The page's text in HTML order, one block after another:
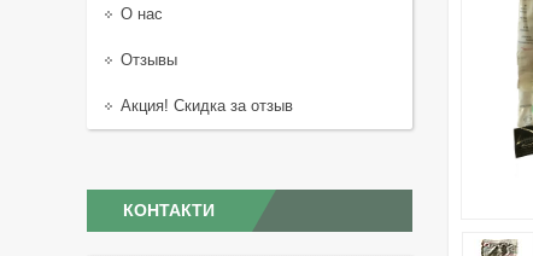
О нас
Отзывы
Акция! Скидка за отзыв
КОНТАКТИ